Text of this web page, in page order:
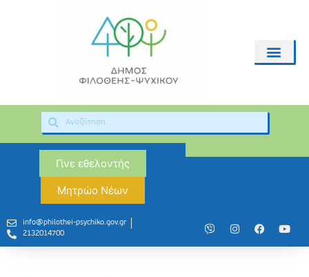
Γίνε εθελοντής
Μητρώο Νέων
info@philothei-psychiko.gov.gr
2132014700